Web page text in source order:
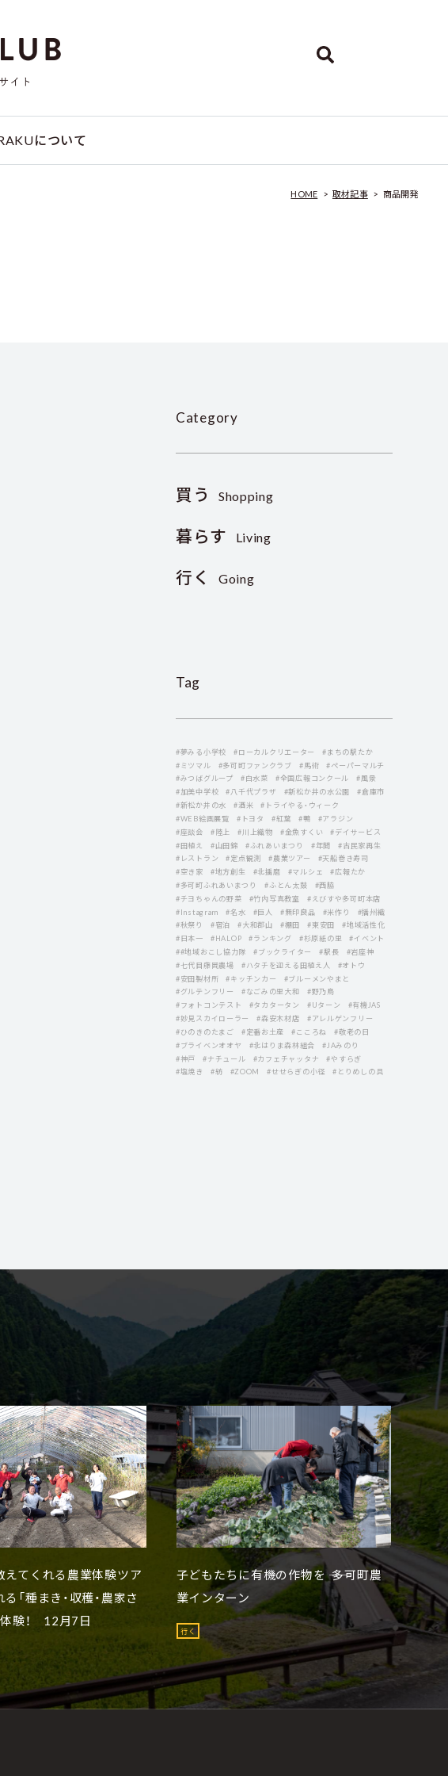
について
HOME > 取材記事 > 商品開発
Category
買う Shopping
暮らす Living
行く Going
Tag
#夢みる小学校 #ローカルクリエーター
#まちの駅たか
#ミツマル
#多可町ファンクラブ #馬術
#ペーパーマルチ
#みつばグループ
#白水菜 #全国広報コンクール
#風景
#加美中学校
#八千代プラザ #新松か井の水公園
#倉庫市
#新松か井の水
#酒米
#トライやる・ウィーク
#WEB絵画展覧
#トヨタ #紅葉 #鴨
#アラジン
#座談会
#陸上 #川上織物 #金魚すくい
#デイサービス
#田植え
#山田錦 #ふれあいまつり #年間
#古民家再生
#レストラン
#定点観測 #農業ツアー
#天船巻き寿司
#空き家
#地方創生 #北播磨 #マルシェ
#広報たか
#多可町ふれあいまつり
#ふとん太鼓
#西脇
#チヨちゃんの野菜
#竹内写真教室
#えびすや多可町本店
#Instagram
#名水 #巨人 #無印良品 #米作り
#播州織
#秋祭り
#宿泊 #大和郡山 #棚田 #東安田
#地域活性化
#日本一
#HALOP #ランキング #杉原紙の里
#イベント
##地域おこし協力隊
#ブックライター #駅長
#岩座神
#七代目藤岡農場
#ハタチを迎える田植え人
#オトウ
#安田製材所
#キッチンカー
#ブルーメンやまと
#グルテンフリー
#なごみの里大和
#野乃鳥
#フォトコンテスト
#タカタータン #Uターン
#有機JAS
#妙見スカイローラー
#森安木材店
#アレルゲンフリー
#ひのきのたまご
#定番お土産 #こころね
#敬老の日
#ブライベンオオヤ
#北はりま森林組合
#JAみのり
#神戸
#ナチュール #カフェチャッタナ
#やすらぎ
#塩焼き
#紡 #ZOOM #せせらぎの小径 #とりめしの具
えてくれる農業体験ツア
「種まき・収穫・農家さ
体験！ 12月7日
子どもたちに有機の作物を ―― 多可町農
業インターン
行く